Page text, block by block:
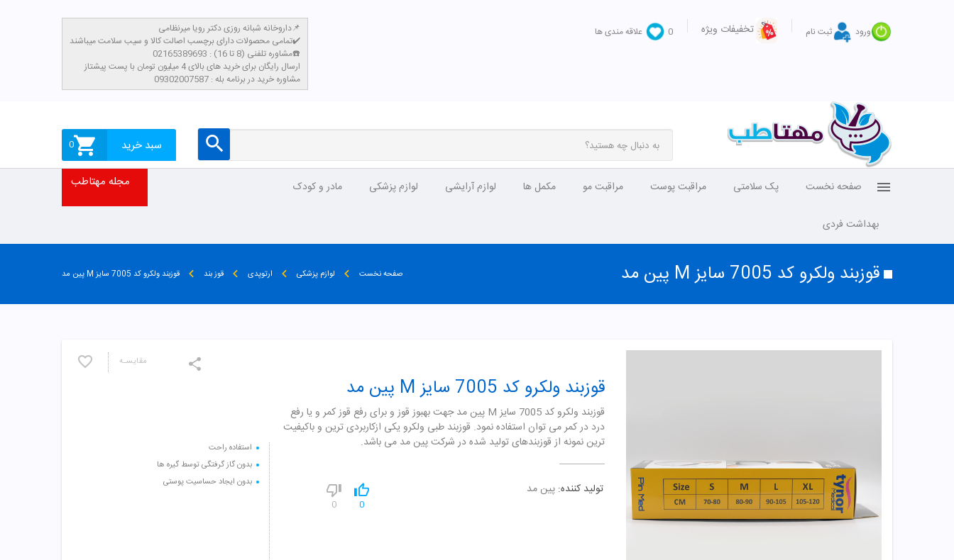
ورود ثبت نام تخفیفات ویژه 0 علاقه مندی ها
داروخانه شبانه روزی دکتر رویا میرنظامی📌
تمامی محصولات دارای برچسب اصالت کالا و سیب سلامت میباشند✔️
مشاوره تلفنی (8 تا 16) : 02165389693☎️
​ارسال رایگان برای خرید های بالای 4 میلیون تومان با پست پیشتاز
مشاوره خرید در برنامه بله : 09302007587
سبد خرید 0
صفحه نخست پک سلامتی مراقبت پوست مراقبت مو مکمل ها لوازم آرایشی لوازم پزشکی مادر و کودک
بهداشت فردی
مجله مهتاطب
قوزبند ولکرو کد 7005 سایز M پین مد صفحه نخست لوازم پزشکی ارتوپدی قوز بند قوزبند ولکرو کد 7005 سایز M پین مد
مقایسـه
استفاده راحت
بدون گاز گرفتگی توسط گیره ها
بدون ایجاد حساسیت پوستی
قوزبند ولکرو کد 7005 سایز M پین مد
قوزبند ولکرو کد 7005 سایز M پین مد جهت بهبوز قوز و برای رفع قوز کمر و یا رفع
درد در کمر می توان استفاده نمود. قوزبند طبی ولکرو یکی ازکاربردی ترین و باکیفیت
ترین نمونه از قوزبندهای تولید شده در شرکت پین مد می باشد.
تولید کننده: پین مد
0
0